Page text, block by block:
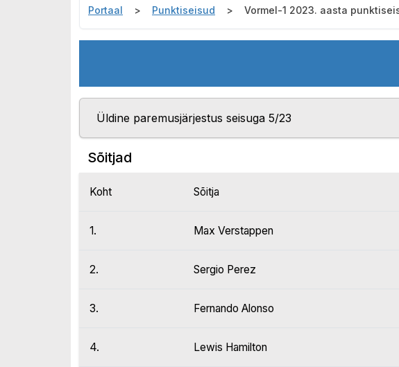
Portaal Punktiseisud Vormel-1 2023. aasta
Üldine paremusjärjestus seisuga 5/23
Sõitjad
Koht Sõitja
1. Max Verstappen
2. Sergio Perez
3. Fernando Alonso
4. Lewis Hamilton